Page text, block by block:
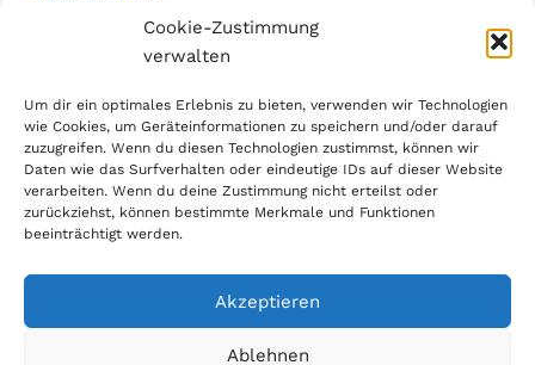
Cookie-Zustimmung
verwalten
Um dir ein optimales Erlebnis zu bieten, verwenden wir Technologien
wie Cookies, um Geräteinformationen zu speichern und/oder darauf
zuzugreifen. Wenn du diesen Technologien zustimmst, können wir
Daten wie das Surfverhalten oder eindeutige IDs auf dieser Website
verarbeiten. Wenn du deine Zustimmung nicht erteilst oder
zurückziehst, können bestimmte Merkmale und Funktionen
beeinträchtigt werden.
Akzeptieren
Ablehnen
Winterreifentest
Empfehlungen
Handytarifvergleich
Luftsport Magazin